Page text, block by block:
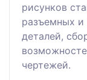
рисунков
разъемных и
деталей,
чертежей.